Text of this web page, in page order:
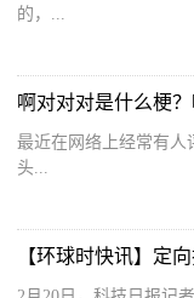
的，...
啊对对对是什么梗
最近在网络上经常有人
头...